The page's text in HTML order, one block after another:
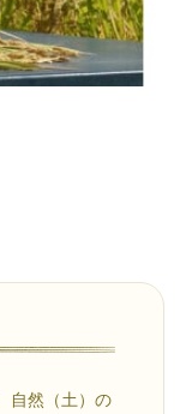
自然（土）の